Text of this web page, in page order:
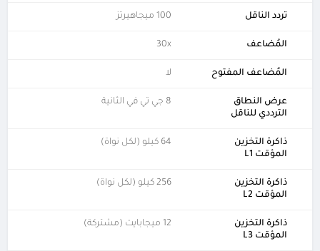
تردد الناقل 100 ميجاهيرتز
المُضاعف 30x
المُضاعف المفتوح لا
عرض النطاق
الترددي للناقل
8 جي تي في الثانية
ذاكرة التخزين
المؤقت L1
64 كيلو (لكل نواة)
ذاكرة التخزين
المؤقت L2
256 كيلو (لكل نواة)
ذاكرة التخزين
المؤقت L3
12 ميجابايت (مشتركة)